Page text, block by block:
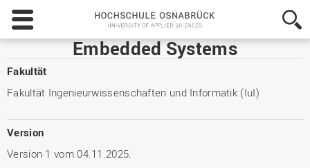
Hochschule
Osnabrück
-
University
Sciences
Embedded Systems
Fakultät
Fakultät Ingenieurwissenschaften und Informatik (IuI)
Version
Version 1 vom 04.11.2025.